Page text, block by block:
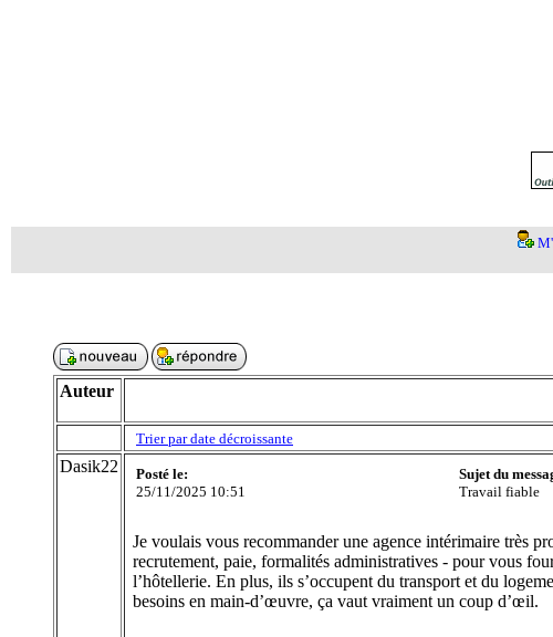
Auteur
Trier par date décroissante
Dasik22
Posté le:
25/11/2025 10:51
Sujet du
Travail fiable
Je voulais vous recommander une agence intérimaire très
recrutement, paie, formalités administratives - pour vous
l’hôtellerie. En plus, ils s’occupent du transport et du
besoins en main-d’œuvre, ça vaut vraiment un coup d’œil.